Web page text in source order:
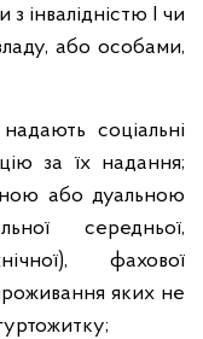
з інвалідністю I чи
або особами,
соціальні
за їх надання;
або дуальною
середньої,
фахової
яких не